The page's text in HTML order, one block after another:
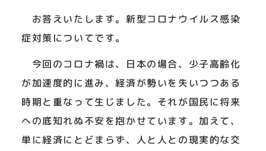
お答えいたします。新型コロナウイルス感染
症対策についてです。
今回のコロナ禍は、日本の場合、少子高齢化
が加速度的に進み、経済が勢いを失いつつある
時期と重なって生じました。それが国民に将来
への底知れぬ不安を抱かせています。加えて、
単に経済にとどまらず、人と人との現実的な交